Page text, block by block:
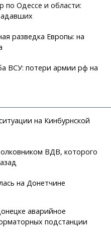
по Одессе и области:
разведка Европы: на
ВСУ: потери армии рф на
на Кинбурнской
ВДВ, которого
на Донетчине
аварийное
подстанции